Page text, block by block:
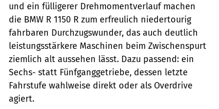
und ein fülligerer Drehmomentverlauf machen
die BMW R 1150 R zum erfreulich niedertourig
fahrbaren Durchzugswunder, das auch deutlich
leistungsstärkere Maschinen beim Zwischenspurt
ziemlich alt aussehen lässt. Dazu passend: ein
Sechs- statt Fünfganggetriebe, dessen letzte
Fahrstufe wahlweise direkt oder als Overdrive
agiert.